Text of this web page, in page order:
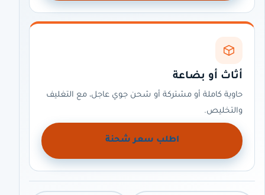
أثاث أو بضاعة
حاوية كاملة أو مشتركة أو شحن جوي عاجل، مع التغليف
والتخليص.
اطلب سعر شحنة